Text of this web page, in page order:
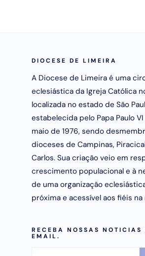
DIOCESE DE LIMEIRA
A Diocese de Limeira é uma
eclesiástica da Igreja Católica
localizada no estado de São
estabelecida pelo Papa Paulo
maio de 1976, sendo
dioceses de Campinas,
Carlos. Sua criação veio em
crescimento populacional e à
de uma organização
próxima e acessível aos fiéis na
RECEBA NOSSAS NOTICIAS
EMAIL.